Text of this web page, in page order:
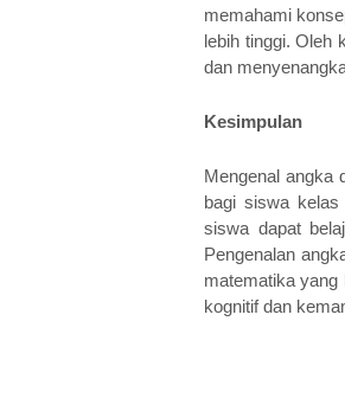
memahami
lebih tinggi. Oleh
dan
Kesimpulan
Mengenal angka
bagi siswa kelas
siswa dapat
Pengenalan
matematika yang
kognitif dan